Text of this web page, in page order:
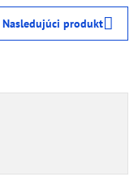
Nasledujúci produkt